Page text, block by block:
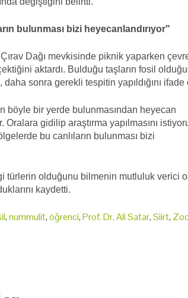
bulunması bizi heyecanlandırıyor"
Dağı mevkisinde piknik yaparken
aktardı. Bulduğu taşların fosil
sonra gerekli tespitin yapıldığını ifade
böyle bir yerde bulunmasından heyecan
gidilip araştırma yapılmasını
bu canlıların bulunması bizi
türlerin olduğunu bilmenin mutluluk verici
kaydetti.
,nummulit,öğrenci,Prof. Dr. Ali Satar,Siirt,